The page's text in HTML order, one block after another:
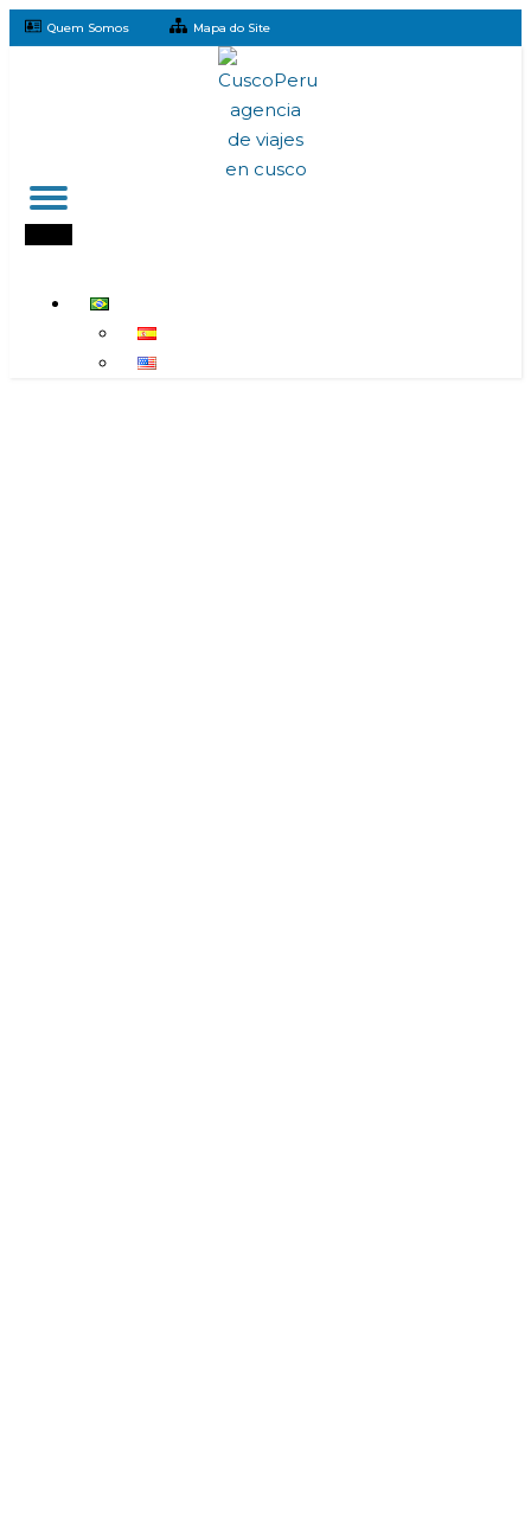
Quem Somos Mapa do Site